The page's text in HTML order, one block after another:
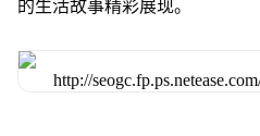
的生活故事精彩展现。